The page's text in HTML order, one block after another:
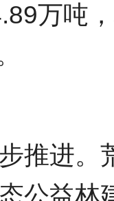
万吨
推进。
公益林